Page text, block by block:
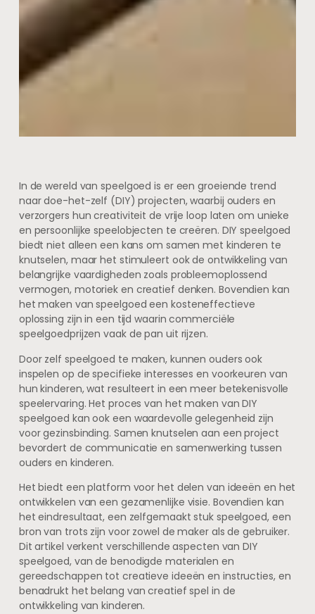
In de wereld van speelgoed is er een groeiende trend
naar doe-het-zelf (DIY) projecten, waarbij ouders en
verzorgers hun creativiteit de vrije loop laten om unieke
en persoonlijke speelobjecten te creëren. DIY speelgoed
biedt niet alleen een kans om samen met kinderen te
knutselen, maar het stimuleert ook de ontwikkeling van
belangrijke vaardigheden zoals probleemoplossend
vermogen, motoriek en creatief denken. Bovendien kan
het maken van speelgoed een kosteneffectieve
oplossing zijn in een tijd waarin commerciële
speelgoedprijzen vaak de pan uit rijzen.
Door zelf speelgoed te maken, kunnen ouders ook
inspelen op de specifieke interesses en voorkeuren van
hun kinderen, wat resulteert in een meer betekenisvolle
speelervaring. Het proces van het maken van DIY
speelgoed kan ook een waardevolle gelegenheid zijn
voor gezinsbinding. Samen knutselen aan een project
bevordert de communicatie en samenwerking tussen
ouders en kinderen.
Het biedt een platform voor het delen van ideeën en het
ontwikkelen van een gezamenlijke visie. Bovendien kan
het eindresultaat, een zelfgemaakt stuk speelgoed, een
bron van trots zijn voor zowel de maker als de gebruiker.
Dit artikel verkent verschillende aspecten van DIY
speelgoed, van de benodigde materialen en
gereedschappen tot creatieve ideeën en instructies, en
benadrukt het belang van creatief spel in de
ontwikkeling van kinderen.